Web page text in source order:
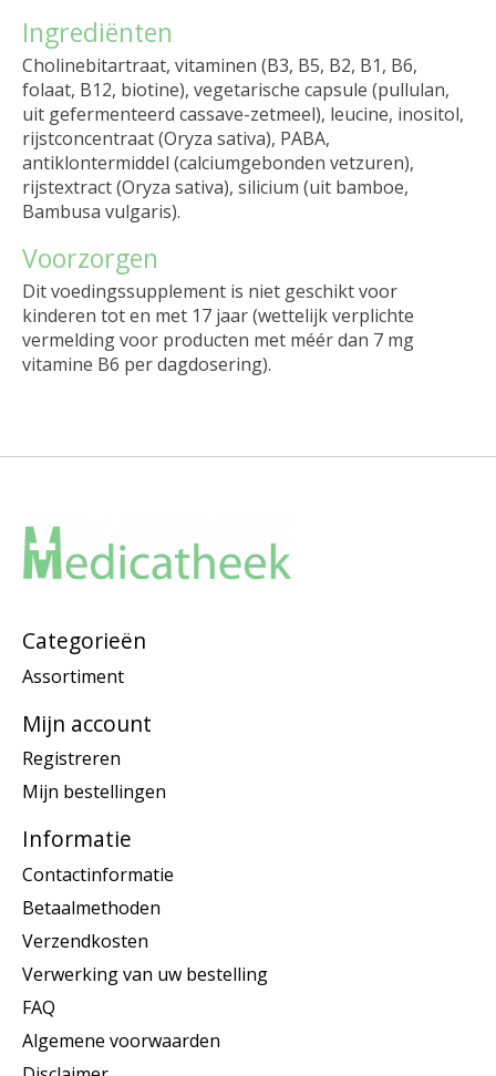
Ingrediënten
Cholinebitartraat, vitaminen (B3, B5, B2, B1, B6,
folaat, B12, biotine), vegetarische capsule (pullulan,
uit gefermenteerd cassave-zetmeel), leucine, inositol,
rijstconcentraat (Oryza sativa), PABA,
antiklontermiddel (calciumgebonden vetzuren),
rijstextract (Oryza sativa), silicium (uit bamboe,
Bambusa vulgaris).
Voorzorgen
Dit voedingssupplement is niet geschikt voor
kinderen tot en met 17 jaar (wettelijk verplichte
vermelding voor producten met méér dan 7 mg
vitamine B6 per dagdosering).
Categorieën
Assortiment
Mijn account
Registreren
Mijn bestellingen
Informatie
Contactinformatie
Betaalmethoden
Verzendkosten
Verwerking van uw bestelling
FAQ
Algemene voorwaarden